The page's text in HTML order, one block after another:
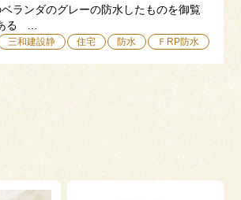
365-3838
ランダのグレーの防水したものを御覧
ある …
三和建設静 住宅 防水 ＦRP防水